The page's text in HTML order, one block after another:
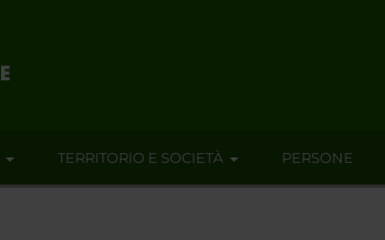
TERRITORIO E SOCIETÀ PERSONE